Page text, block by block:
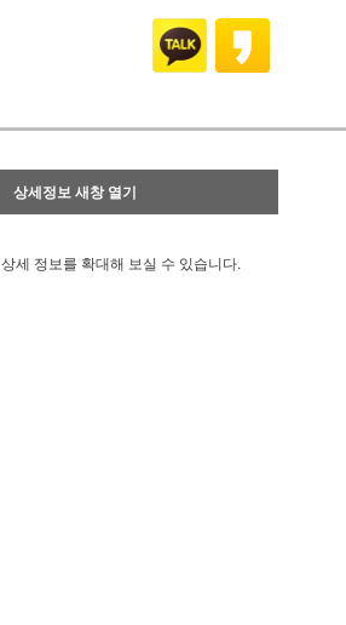
상세정보 새창 열기
상세 정보를 확대해 보실 수 있습니다.